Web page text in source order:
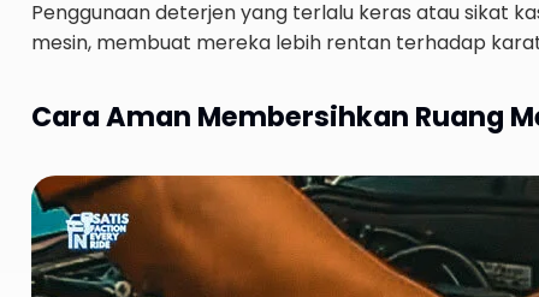
Penggunaan deterjen yang terlalu keras atau sikat
mesin, membuat mereka lebih rentan terhadap
Cara Aman Membersihkan Ruang